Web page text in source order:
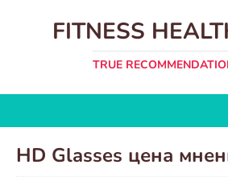
FITNESS
TRUE
HD Glasses цена